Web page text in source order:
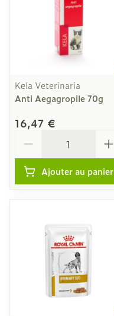
Kela Veterinaria
Anti Aegagropile 70g
16,47 €
Ajouter au panier